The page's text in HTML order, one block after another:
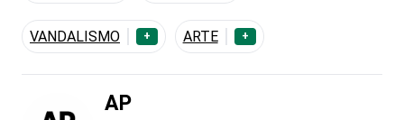
VANDALISMO + ARTE +
AP